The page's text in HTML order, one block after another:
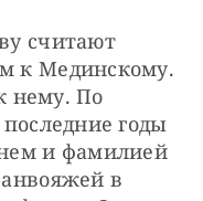
считают
к Мединскому.
нему. По
годы
и фамилией
в